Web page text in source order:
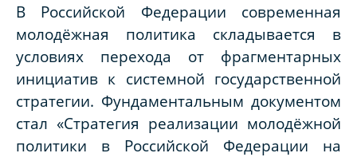
В Российской Федерации современная
молодёжная политика складывается в
условиях перехода от фрагментарных
инициатив к системной государственной
стратегии. Фундаментальным документом
стал «Стратегия реализации молодёжной
политики в Российской Федерации на